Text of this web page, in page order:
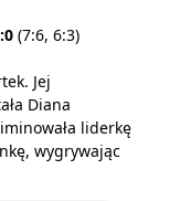
(7:6, 6:3)
Jej
Diana
liderkę
wygrywając